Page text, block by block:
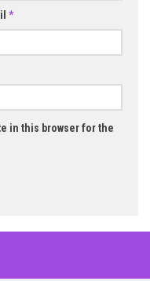
*
in this browser for the